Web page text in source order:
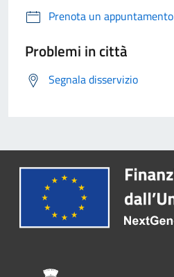
Prenota un appuntamento
Problemi in città
Segnala disservizio